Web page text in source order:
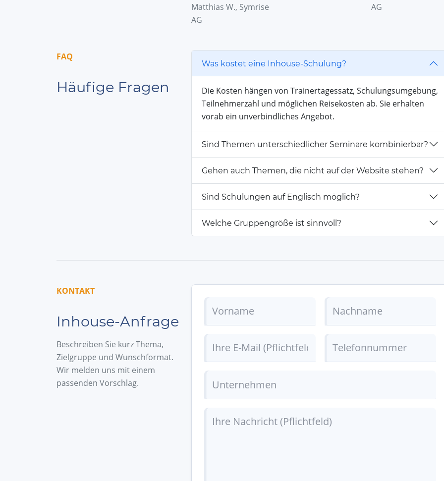
Matthias W., Symrise
AG
AG
FAQ
Häufige Fragen
Was kostet eine Inhouse-Schulung?
Die Kosten hängen von Trainertagessatz, Schulungsumgebung,
Teilnehmerzahl und möglichen Reisekosten ab. Sie erhalten
vorab ein unverbindliches Angebot.
Sind Themen unterschiedlicher Seminare kombinierbar?
Gehen auch Themen, die nicht auf der Website stehen?
Sind Schulungen auf Englisch möglich?
Welche Gruppengröße ist sinnvoll?
KONTAKT
Inhouse-Anfrage
Beschreiben Sie kurz Thema,
Zielgruppe und Wunschformat.
Wir melden uns mit einem
passenden Vorschlag.